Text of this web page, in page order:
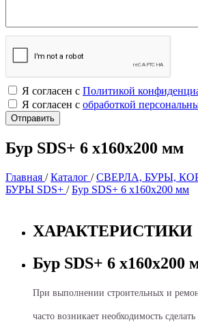
Я согласен с Политикой
Я согласен с обработкой
Бур SDS+ 6 х160х200 мм
Главная /Каталог /СВЕРЛА, БУРЫ,
БУРЫ SDS+ /Бур SDS+ 6 х160х200 мм
ХАРАКТЕРИСТИКИ
Бур SDS+ 6 х160х200
При выполнении строительных и
часто возникает необходимость